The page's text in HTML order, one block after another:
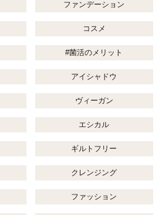
ファンデーション
コスメ
#菌活のメリット
アイシャドウ
ヴィーガン
エシカル
ギルトフリー
クレンジング
ファッション